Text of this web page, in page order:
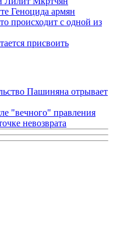
Геноцида армян
происходит с одной из
присвоить
Пашиняна отрывает
"вечного" правления
невозврата